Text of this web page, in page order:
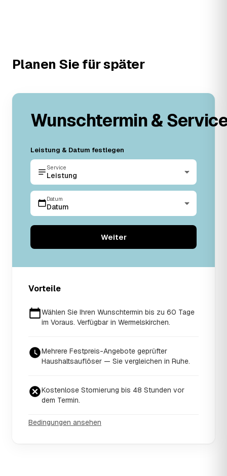
Planen Sie für später
Wunschtermin &
Leistung & Datum festlegen
Service
Leistung
Datum
Datum
Weiter
Vorteile
Wählen Sie Ihren Wunschtermin bis zu 60 Tage
im Voraus. Verfügbar in Wermelskirchen.
Mehrere Festpreis-Angebote geprüfter
Haushaltsauflöser — Sie vergleichen in Ruhe.
Kostenlose Stornierung bis 48 Stunden vor
dem Termin.
Bedingungen ansehen